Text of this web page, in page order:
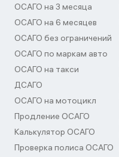
ОСАГО на 3 месяца
ОСАГО на 6 месяцев
ОСАГО без ограничений
ОСАГО по маркам авто
ОСАГО на такси
ДСАГО
ОСАГО на мотоцикл
Продление ОСАГО
Калькулятор ОСАГО
Проверка полиса ОСАГО